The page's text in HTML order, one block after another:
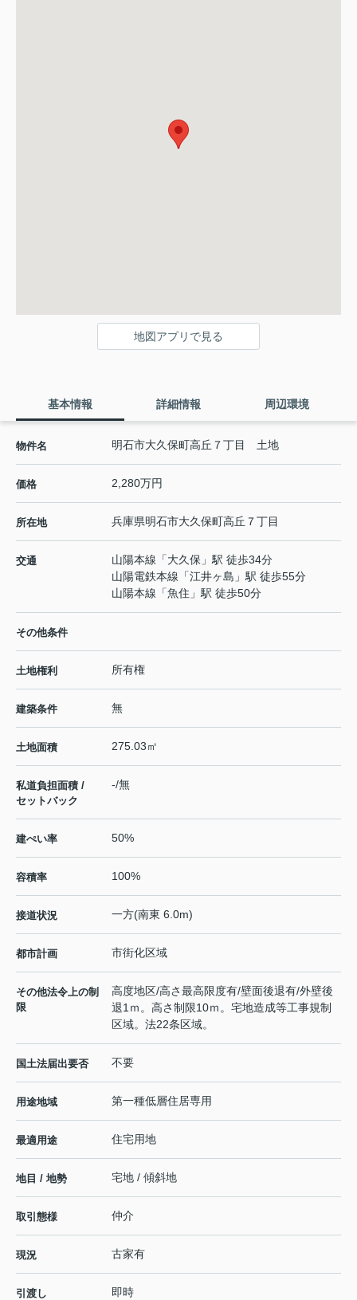
地図アプリで見る
基本情報 詳細情報 周辺環境
物件名 明石市大久保町高丘７丁目 土地
価格 2,280万円
所在地 兵庫県明石市大久保町高丘 ７丁目
交通 山陽本線 「大久保 」駅 徒歩34分
山陽電鉄本線 「江井ヶ島 」駅 徒歩55分
山陽本線 「魚住 」駅 徒歩50分
その他条件
土地権利 所有権
建築条件 無
土地面積 275.03㎡
私道負担面積 /
セットバック
-/無
建ぺい率 50%
容積率 100%
接道状況 一方(南東 6.0m)
都市計画 市街化区域
その他法令上の制
限
高度地区/高さ最高限度有/壁面後退有/外壁後
退1ｍ。高さ制限10ｍ。宅地造成等工事規制
区域。法22条区域。
国土法届出要否 不要
用途地域 第一種低層住居専用
最適用途 住宅用地
地目 / 地勢 宅地 / 傾斜地
取引態様 仲介
現況 古家有
引渡し 即時